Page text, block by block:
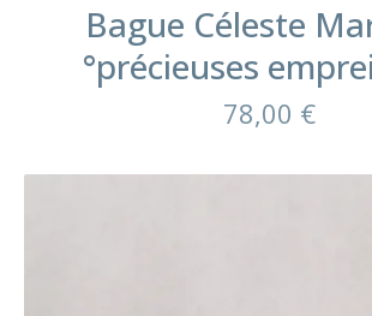
Bague Céleste
°précieuses
78,00 €